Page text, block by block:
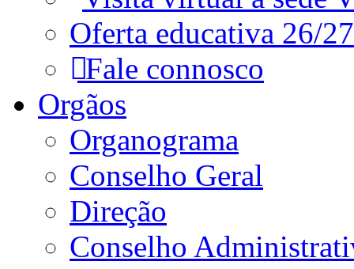
Oferta educativa 26/27
Fale connosco
Orgãos
Organograma
Conselho Geral
Direção
Conselho